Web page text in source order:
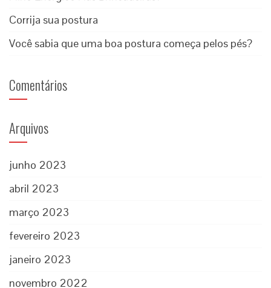
Corrija sua postura
Você sabia que uma boa postura começa pelos pés?
Comentários
Arquivos
junho 2023
abril 2023
março 2023
fevereiro 2023
janeiro 2023
novembro 2022